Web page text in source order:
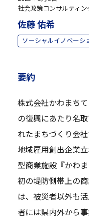
社会政策コンサルティン
佐藤 佑希
ソーシャルイノベーシ
要約
株式会社かわまち
の復興にあたり名
れたまちづくり会
地域雇用創出企業
型商業施設『かわ
初の堤防側帯上の
は、被災者以外も
者には県内外から